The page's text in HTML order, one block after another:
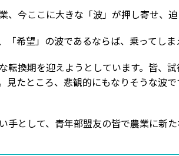
、今ここに大きな「波」が押し寄せ、迫
「希望」の波であるならば、乗ってしま
転換期を迎えようとしています。皆、
見たところ、悲観的にもなりそうな波
手として、青年部盟友の皆で農業に新